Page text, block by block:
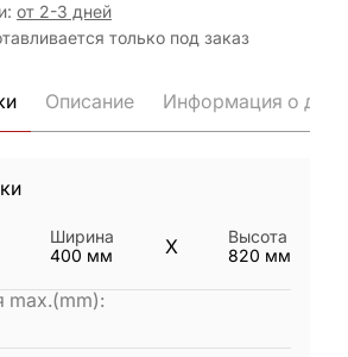
: от 2-3 дней
только под заказ
Описание Информация о
Ширина
400 мм X
Высота
820 мм
max.(mm):